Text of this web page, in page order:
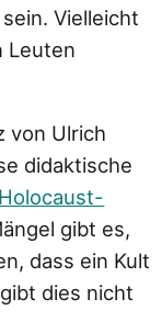
sein. Vielleicht
Leuten
von Ulrich
didaktische
gibt es,
dass ein Kult
dies nicht